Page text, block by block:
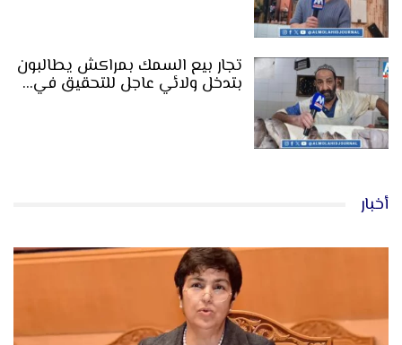
تجار بيع السمك بمراكش يطالبون
بتدخل ولائي عاجل للتحقيق في…
أخبار